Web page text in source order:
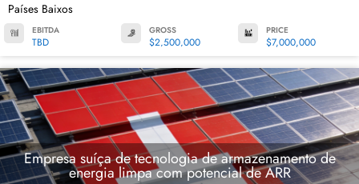
Países Baixos
EBITDA
TBD
GROSS
$2,500,000
PRICE
$7,000,000
Empresa suíça de tecnologia de armazenamento de
energia limpa com potencial de ARR